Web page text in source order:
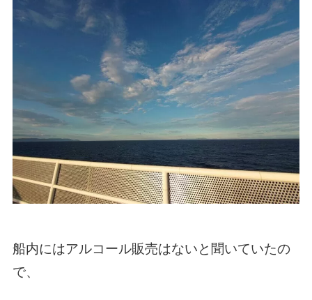
船内にはアルコール販売はないと聞いていたの
で、